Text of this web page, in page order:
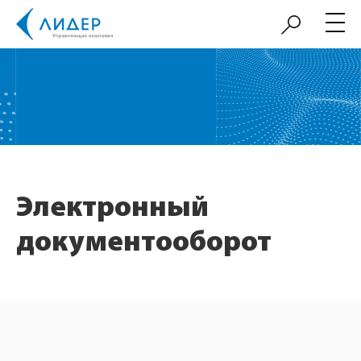
Электронный
документооборот